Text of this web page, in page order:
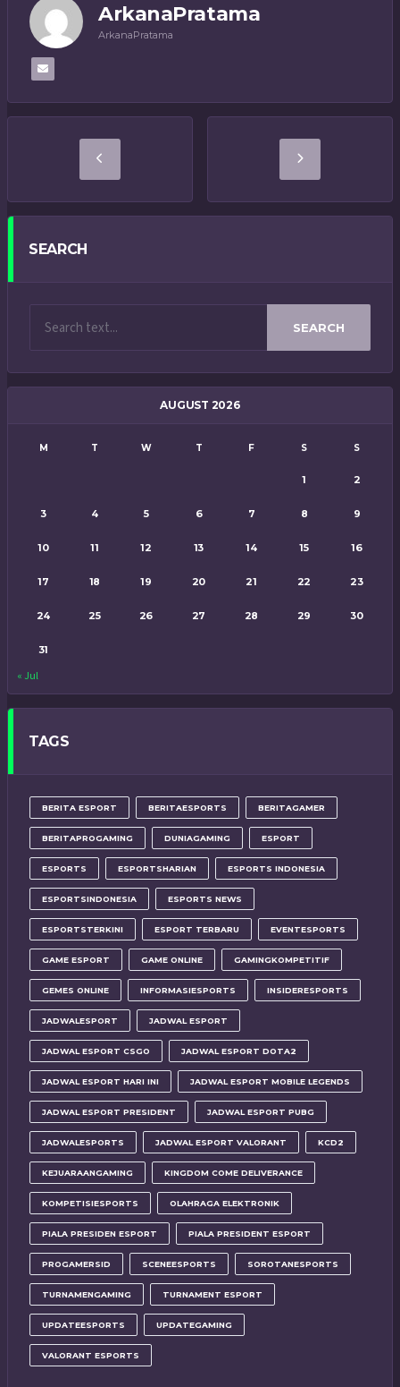
ArkanaPratama
ArkanaPratama
SEARCH
SEARCH
AUGUST 2026
M T W T F S S
1 2
3 4 5 6 7 8 9
10 11 12 13 14 15 16
17 18 19 20 21 22 23
24 25 26 27 28 29 30
31
« Jul
TAGS
BERITA ESPORT BERITAESPORTS BERITAGAMER
BERITAPROGAMING DUNIAGAMING ESPORT
ESPORTS ESPORTSHARIAN ESPORTS INDONESIA
ESPORTSINDONESIA ESPORTS NEWS
ESPORTSTERKINI ESPORT TERBARU EVENTESPORTS
GAME ESPORT GAME ONLINE GAMINGKOMPETITIF
GEMES ONLINE INFORMASIESPORTS INSIDERESPORTS
JADWALESPORT JADWAL ESPORT
JADWAL ESPORT CSGO JADWAL ESPORT DOTA2
JADWAL ESPORT HARI INI JADWAL ESPORT MOBILE LEGENDS
JADWAL ESPORT PRESIDENT JADWAL ESPORT PUBG
JADWALESPORTS JADWAL ESPORT VALORANT KCD2
KEJUARAANGAMING KINGDOM COME DELIVERANCE
KOMPETISIESPORTS OLAHRAGA ELEKTRONIK
PIALA PRESIDEN ESPORT PIALA PRESIDENT ESPORT
PROGAMERSID SCENEESPORTS SOROTANESPORTS
TURNAMENGAMING TURNAMENT ESPORT
UPDATEESPORTS UPDATEGAMING
VALORANT ESPORTS